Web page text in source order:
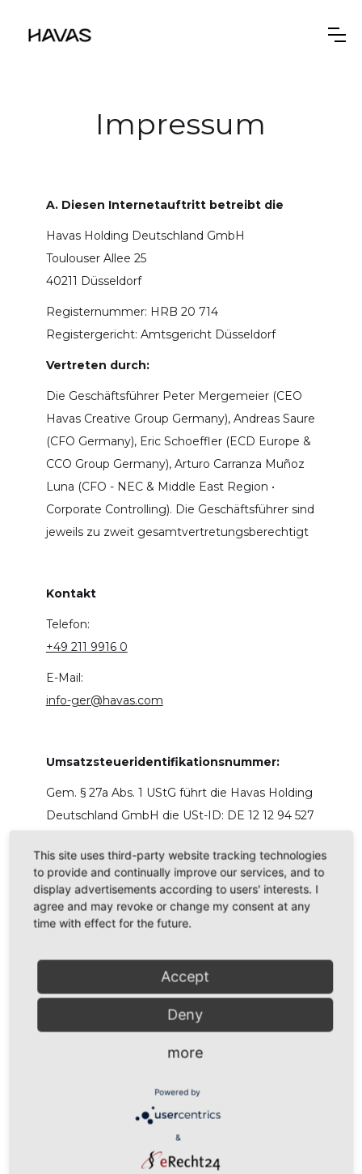
Impressum
A. Diesen Internetauftritt betreibt die
Havas Holding Deutschland GmbH
Toulouser Allee 25
40211 Düsseldorf
​Registernummer: HRB 20 714
Registergericht: Amtsgericht Düsseldorf​
Vertreten durch:
Die Geschäftsführer Peter Mergemeier (CEO
Havas Creative Group Germany), Andreas Saure
(CFO Germany), Eric Schoeffler (ECD Europe &
CCO Group Germany), Arturo Carranza Muñoz
Luna (CFO - NEC & Middle East Region •
Corporate Controlling). Die Geschäftsführer sind
jeweils zu zweit gesamtvertretungsberechtigt
Kontakt
Telefon:
+49 211 9916 0
E-Mail:
info-ger@havas.com
Umsatzsteueridentifikationsnummer:
Gem. § 27a Abs. 1 UStG führt die Havas Holding
Deutschland GmbH die USt-ID: DE 12 12 94 527
B. Verantwortung; Haftung; Urheber- und
Nutzungsrechte
Verantwortlich gem. § 55 Abs. 2
Die Geschäftsführer Peter Mergemeier (CEO
Havas Creative Group Germany), Andreas Saure
(CFO Central & Eastern Europe), Eric Schoeffler
(ECD Europe & CCO Group Germany), Arturo
East Region • Corporate Controlling).
Hinweis gem. § 36 VSBG:
This site uses third-party website tracking technologies
to provide and continually improve our services, and to
display advertisements according to users' interests. I
agree and may revoke or change my consent at any
time with effect for the future.
Accept
Deny
more
Powered by
&